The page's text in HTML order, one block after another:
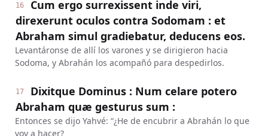
16
Cum ergo surrexissent inde viri,
direxerunt oculos contra Sodomam : et
Abraham simul gradiebatur, deducens eos.
Levantáronse de allí los varones y se dirigieron hacia
Sodoma, y Abrahán los acompañó para despedirlos.
17
Dixitque Dominus : Num celare potero
Abraham quæ gesturus sum :
Entonces se dijo Yahvé: “¿He de encubrir a Abrahán lo que
voy a hacer?